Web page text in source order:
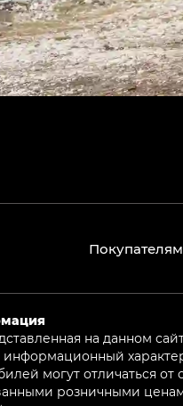
Покупателям
на данном
могут отличаться
розничными